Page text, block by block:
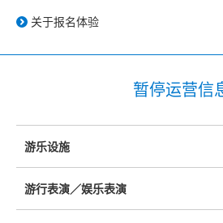
关于报名体验
暂停运营信
游乐设施
游行表演／娱乐表演